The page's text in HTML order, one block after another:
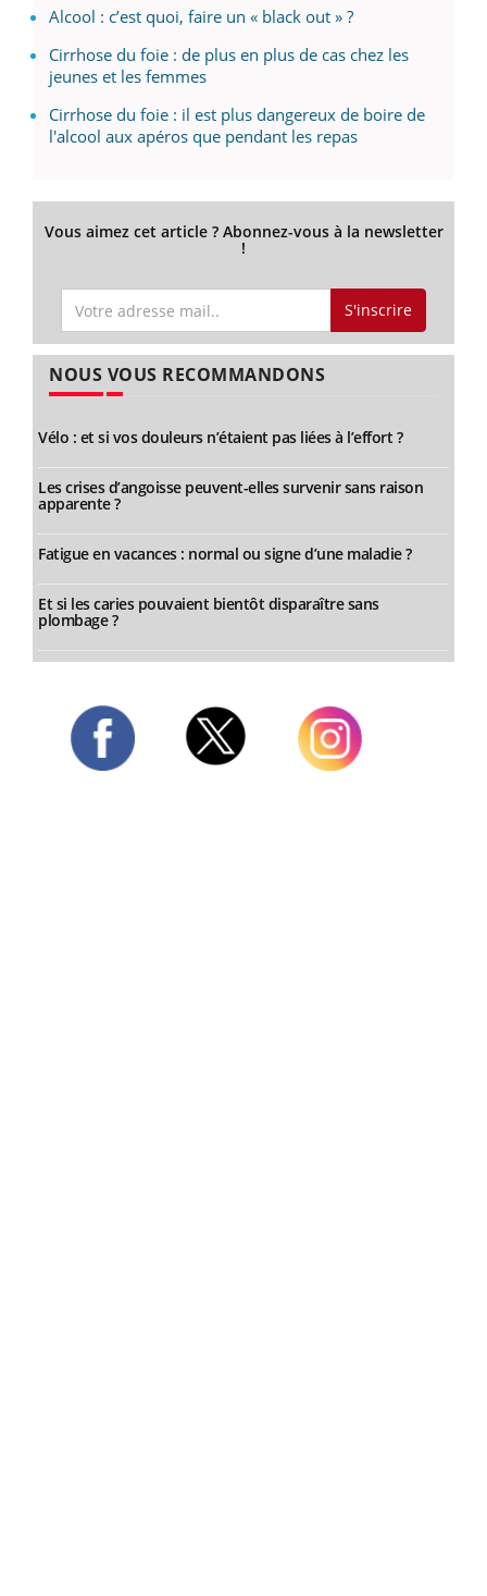
Alcool : c’est quoi, faire un « black out » ?
Cirrhose du foie : de plus en plus de cas chez les
jeunes et les femmes
Cirrhose du foie : il est plus dangereux de boire de
l'alcool aux apéros que pendant les repas
Vous aimez cet article ? Abonnez-vous à la newsletter
!
S'inscrire
NOUS VOUS RECOMMANDONS
Vélo : et si vos douleurs n’étaient pas liées à l’effort ?
Les crises d’angoisse peuvent-elles survenir sans raison
apparente ?
Fatigue en vacances : normal ou signe d’une maladie ?
Et si les caries pouvaient bientôt disparaître sans
plombage ?